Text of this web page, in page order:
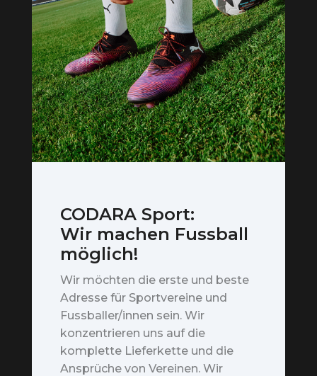
CODARA Sport:
Wir machen Fussball
möglich!
Wir möchten die erste und beste
Adresse für Sportvereine und
Fussballer/innen sein. Wir
konzentrieren uns auf die
komplette Lieferkette und die
Ansprüche von Vereinen. Wir